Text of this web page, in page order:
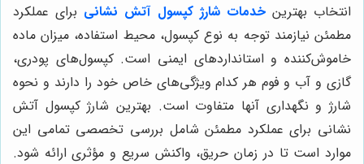
انتخاب بهترینخدمات شارژ کپسول آتش نشانی برای عملکرد
مطمئن نیازمند توجه به نوع کپسول، محیط استفاده، میزان ماده
خاموش‌کننده و استانداردهای ایمنی است. کپسول‌های پودری،
گازی و آب و فوم هر کدام ویژگی‌های خاص خود را دارند و نحوه
شارژ و نگهداری آنها متفاوت است. بهترین شارژ کپسول آتش
نشانی برای عملکرد مطمئن شامل بررسی تخصصی تمامی این
موارد است تا در زمان حریق، واکنش سریع و مؤثری ارائه شود.